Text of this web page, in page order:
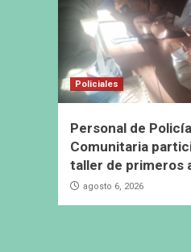
Policiales
Personal de Policía
Comunitaria
taller de primeros
agosto 6, 2026